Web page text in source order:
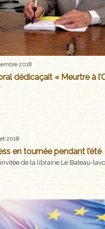
2018
dédicaçait « Meurtre à
2018
en tournée pendant l’été
de la librairie Le Bateau-